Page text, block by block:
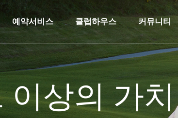
예약서비스 클럽하우스 커뮤니티
예약서비스
실시간예약
조인게시판
클럽하우스
프론트
골프연습장
이상의 가치